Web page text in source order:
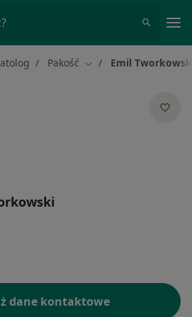
Pakość Zmień miasto
Emil
dane kontaktowe